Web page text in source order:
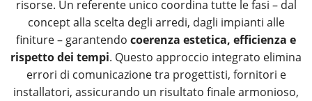
risorse. Un referente unico coordina tutte le fasi – dal
concept alla scelta degli arredi, dagli impianti alle
finiture – garantendo coerenza estetica, efficienza e
rispetto dei tempi. Questo approccio integrato elimina
errori di comunicazione tra progettisti, fornitori e
installatori, assicurando un risultato finale armonioso,